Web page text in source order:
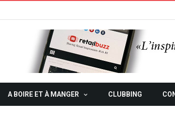
A BOIRE ET À MANGER CLUBBING